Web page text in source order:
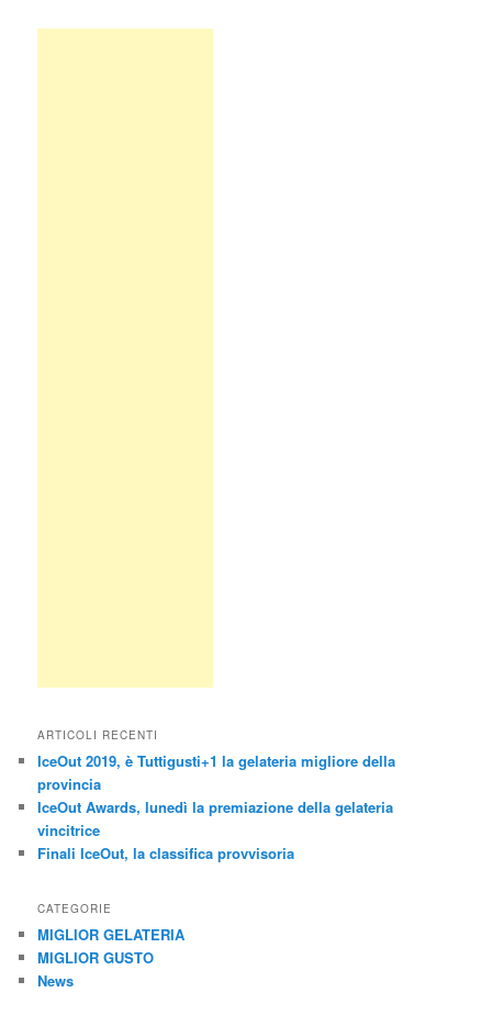
ARTICOLI RECENTI
IceOut 2019, è Tuttigusti+1 la gelateria migliore della
provincia
IceOut Awards, lunedì la premiazione della gelateria
vincitrice
Finali IceOut, la classifica provvisoria
CATEGORIE
MIGLIOR GELATERIA
MIGLIOR GUSTO
News